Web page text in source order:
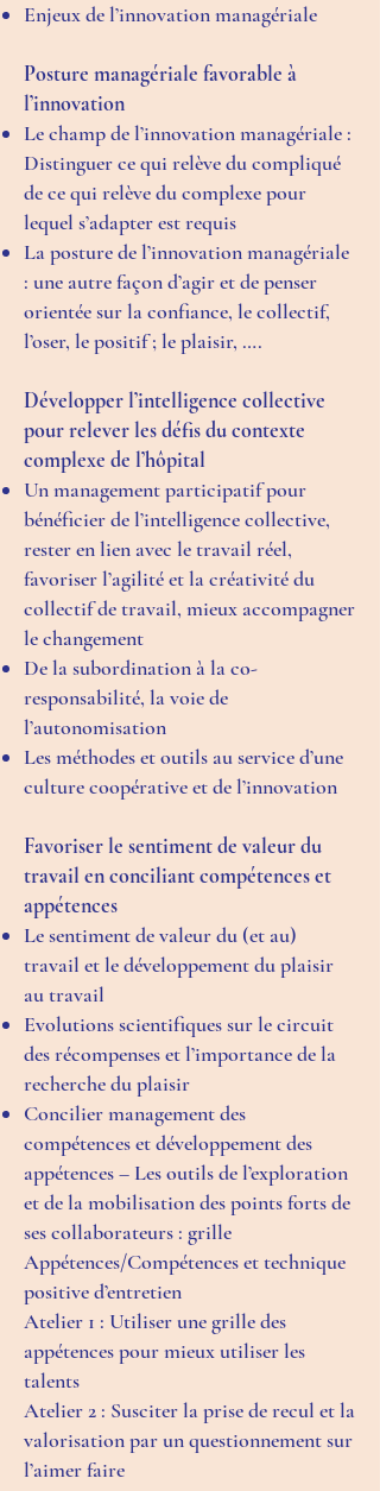
Enjeux de l’innovation managériale
Posture managériale favorable à
l’innovation
Le champ de l’innovation managériale :
Distinguer ce qui relève du compliqué
de ce qui relève du complexe pour
lequel s’adapter est requis
La posture de l’innovation managériale
: une autre façon d’agir et de penser
orientée sur la confiance, le collectif,
l’oser, le positif ; le plaisir, ….
Développer l’intelligence collective
pour relever les défis du contexte
complexe de l’hôpital
Un management participatif pour
bénéficier de l’intelligence collective,
rester en lien avec le travail réel,
favoriser l’agilité et la créativité du
collectif de travail, mieux accompagner
le changement
De la subordination à la co-
responsabilité, la voie de
l’autonomisation
Les méthodes et outils au service d’une
culture coopérative et de l’innovation
Favoriser le sentiment de valeur du
travail en conciliant compétences et
appétences
Le sentiment de valeur du (et au)
travail et le développement du plaisir
au travail
Evolutions scientifiques sur le circuit
des récompenses et l’importance de la
recherche du plaisir
Concilier management des
compétences et développement des
appétences – Les outils de l’exploration
et de la mobilisation des points forts de
ses collaborateurs : grille
Appétences/Compétences et technique
positive d’entretien
Atelier 1 : Utiliser une grille des
appétences pour mieux utiliser les
talents
Atelier 2 : Susciter la prise de recul et la
valorisation par un questionnement sur
l’aimer faire